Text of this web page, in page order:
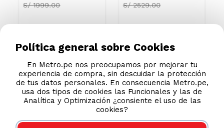
S/1999.00
S/2529.00
Política general sobre Cookies
En Metro.pe nos preocupamos por mejorar tu
experiencia de compra, sin descuidar la protección
de tus datos personales. En consecuencia Metro.pe,
usa dos tipos de cookies las Funcionales y las de
Analítica y Optimización ¿consiente el uso de las
cookies?